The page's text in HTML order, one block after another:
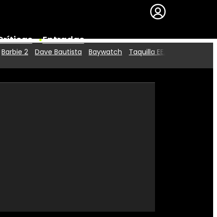
Entradas
Premios
Barbie 2 Dave Bautista Baywatch Taquilla EE.UU.